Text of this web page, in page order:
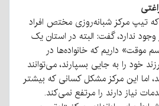
تیپ مرکز شبانه‌روزی مختص افراد
ندارد، گفت: البته در استان یک
موقت» داریم که خانواده‌ها در
خود را به جایی بسپارند، می‌توانند
اما این مرکز مشکل کسانی که بیشتر
نیاز دارند را مرتفع نمی‌کند.